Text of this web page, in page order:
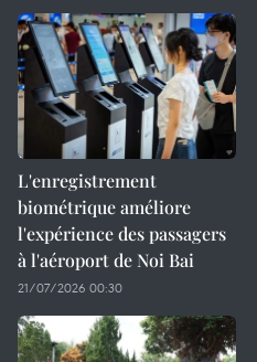
L'enregistrement
biométrique améliore
l'expérience des passagers
à l'aéroport de Noi Bai
21/07/2026 00:30